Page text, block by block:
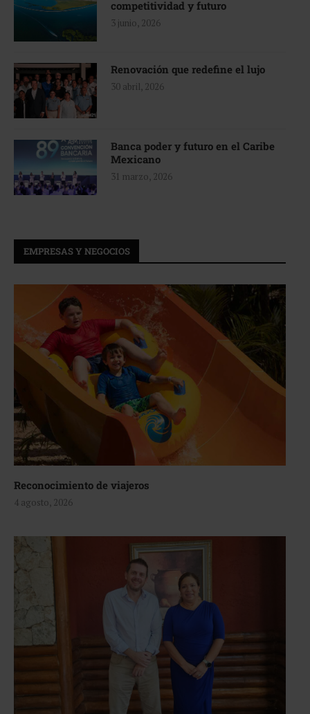
competitividad y futuro
3 junio, 2026
Renovación que redefine el lujo
30 abril, 2026
Banca poder y futuro en el Caribe
Mexicano
31 marzo, 2026
EMPRESAS Y NEGOCIOS
Reconocimiento de viajeros
4 agosto, 2026